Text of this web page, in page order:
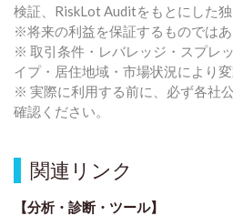
検証、RiskLot Auditをもとにした独
※将来の利益を保証するものではあ
※ 取引条件・レバレッジ・スプレ
イプ・居住地域・市場状況により変
※ 実際に利用する前に、必ず各社
確認ください。
関連リンク
【分析・診断・ツール】